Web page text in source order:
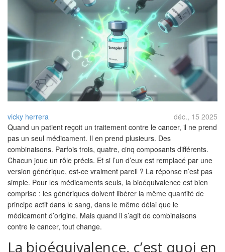
vicky herrera
déc., 15 2025
Quand un patient reçoit un traitement contre le cancer, il ne prend
pas un seul médicament. Il en prend plusieurs. Des
combinaisons. Parfois trois, quatre, cinq composants différents.
Chacun joue un rôle précis. Et si l’un d’eux est remplacé par une
version générique, est-ce vraiment pareil ? La réponse n’est pas
simple. Pour les médicaments seuls, la bioéquivalence est bien
comprise : les génériques doivent libérer la même quantité de
principe actif dans le sang, dans le même délai que le
médicament d’origine. Mais quand il s’agit de combinaisons
contre le cancer, tout change.
La bioéquivalence, c’est quoi en